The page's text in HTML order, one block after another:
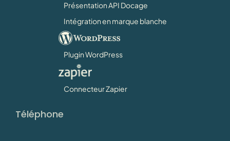
Présentation API Docage
Intégration en marque blanche
Plugin WordPress
Connecteur Zapier
Téléphone